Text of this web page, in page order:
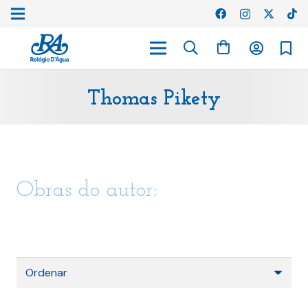
Thomas Pikety
Obras do autor: